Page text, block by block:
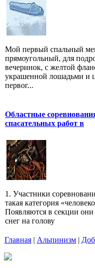
Мой первый спальный
прямоугольный, для
вечеринок, с желтой
украшенной лошадьми и
первог...
Областные
спасательных работ в
1. Участники
такая категория
Появляются в секции
снег на голову
Главная | Альпинизм |